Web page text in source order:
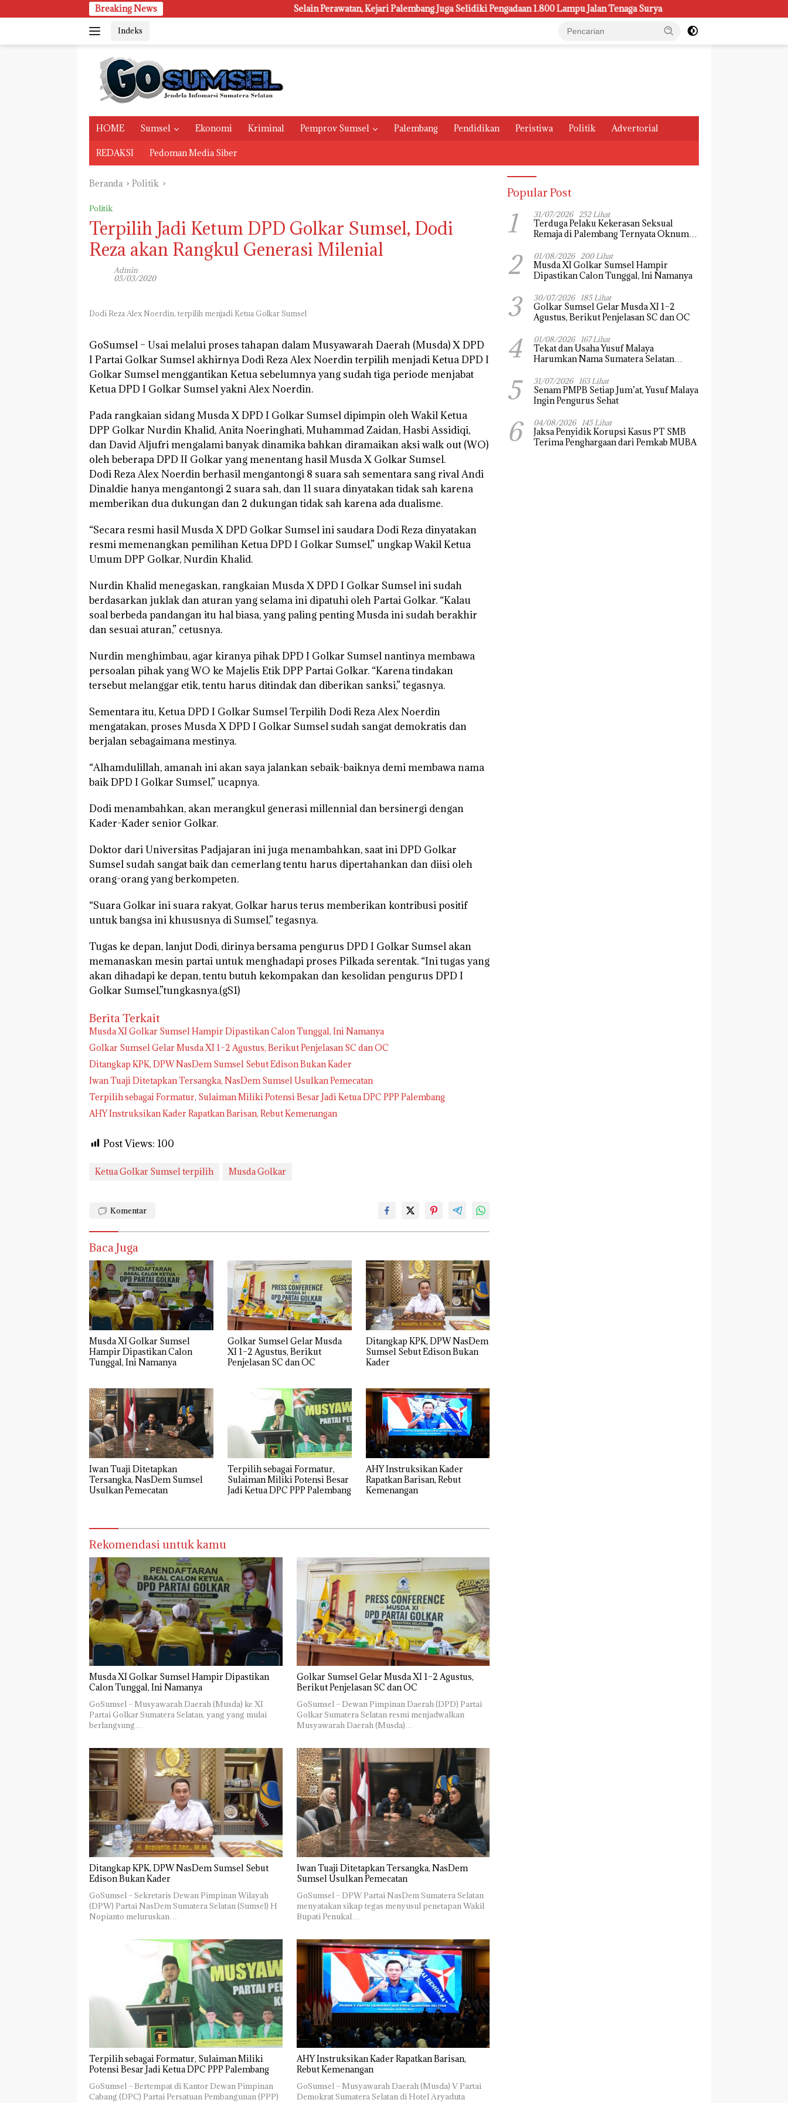
ke
Breaking News Selain Perawatan, Kejari Palembang Juga Selidiki Pengadaan 1.800 Lampu Jalan Tenaga Surya Kasus Pemeliharaan Lampu di Dishub
Indeks
HOME Sumsel Ekonomi Kriminal Pemprov Sumsel Palembang Pendidikan Peristiwa Politik Advertorial
REDAKSI Pedoman Media Siber
Beranda Politik
Politik
Terpilih Jadi Ketum DPD Golkar Sumsel, Dodi
Reza akan Rangkul Generasi Milenial
Admin
05/03/2020
Dodi Reza Alex Noerdin, terpilih menjadi Ketua Golkar Sumsel
GoSumsel – Usai melalui proses tahapan dalam Musyawarah Daerah (Musda) X DPD
I Partai Golkar Sumsel akhirnya Dodi Reza Alex Noerdin terpilih menjadi Ketua DPD I
Golkar Sumsel menggantikan Ketua sebelumnya yang sudah tiga periode menjabat
Ketua DPD I Golkar Sumsel yakni Alex Noerdin.
Pada rangkaian sidang Musda X DPD I Golkar Sumsel dipimpin oleh Wakil Ketua
DPP Golkar Nurdin Khalid, Anita Noeringhati, Muhammad Zaidan, Hasbi Assidiqi,
dan David Aljufri mengalami banyak dinamika bahkan diramaikan aksi walk out (WO)
oleh beberapa DPD II Golkar yang menentang hasil Musda X Golkar Sumsel.
Dodi Reza Alex Noerdin berhasil mengantongi 8 suara sah sementara sang rival Andi
Dinaldie hanya mengantongi 2 suara sah, dan 11 suara dinyatakan tidak sah karena
memberikan dua dukungan dan 2 dukungan tidak sah karena ada dualisme.
“Secara resmi hasil Musda X DPD Golkar Sumsel ini saudara Dodi Reza dinyatakan
resmi memenangkan pemilihan Ketua DPD I Golkar Sumsel,” ungkap Wakil Ketua
Umum DPP Golkar, Nurdin Khalid.
Nurdin Khalid menegaskan, rangkaian Musda X DPD I Golkar Sumsel ini sudah
berdasarkan juklak dan aturan yang selama ini dipatuhi oleh Partai Golkar. “Kalau
soal berbeda pandangan itu hal biasa, yang paling penting Musda ini sudah berakhir
dan sesuai aturan,” cetusnya.
Nurdin menghimbau, agar kiranya pihak DPD I Golkar Sumsel nantinya membawa
persoalan pihak yang WO ke Majelis Etik DPP Partai Golkar. “Karena tindakan
tersebut melanggar etik, tentu harus ditindak dan diberikan sanksi,” tegasnya.
Sementara itu, Ketua DPD I Golkar Sumsel Terpilih Dodi Reza Alex Noerdin
mengatakan, proses Musda X DPD I Golkar Sumsel sudah sangat demokratis dan
berjalan sebagaimana mestinya.
“Alhamdulillah, amanah ini akan saya jalankan sebaik-baiknya demi membawa nama
baik DPD I Golkar Sumsel,” ucapnya.
Dodi menambahkan, akan merangkul generasi millennial dan bersinergi dengan
Kader-Kader senior Golkar.
Doktor dari Universitas Padjajaran ini juga menambahkan, saat ini DPD Golkar
Sumsel sudah sangat baik dan cemerlang tentu harus dipertahankan dan diisi oleh
orang-orang yang berkompeten.
“Suara Golkar ini suara rakyat, Golkar harus terus memberikan kontribusi positif
untuk bangsa ini khususnya di Sumsel,” tegasnya.
Tugas ke depan, lanjut Dodi, dirinya bersama pengurus DPD I Golkar Sumsel akan
memanaskan mesin partai untuk menghadapi proses Pilkada serentak. “Ini tugas yang
akan dihadapi ke depan, tentu butuh kekompakan dan kesolidan pengurus DPD I
Golkar Sumsel,”tungkasnya.(gS1)
Berita Terkait
Musda XI Golkar Sumsel Hampir Dipastikan Calon Tunggal, Ini Namanya
Golkar Sumsel Gelar Musda XI 1–2 Agustus, Berikut Penjelasan SC dan OC
Ditangkap KPK, DPW NasDem Sumsel Sebut Edison Bukan Kader
Iwan Tuaji Ditetapkan Tersangka, NasDem Sumsel Usulkan Pemecatan
Terpilih sebagai Formatur, Sulaiman Miliki Potensi Besar Jadi Ketua DPC PPP Palembang
AHY Instruksikan Kader Rapatkan Barisan, Rebut Kemenangan
Post Views: 100
Ketua Golkar Sumsel terpilih Musda Golkar
Komentar
Baca Juga
Musda XI Golkar Sumsel
Hampir Dipastikan Calon
Tunggal, Ini Namanya
Golkar Sumsel Gelar Musda
XI 1–2 Agustus, Berikut
Penjelasan SC dan OC
Ditangkap KPK, DPW NasDem
Sumsel Sebut Edison Bukan
Kader
Iwan Tuaji Ditetapkan
Tersangka, NasDem Sumsel
Usulkan Pemecatan
Terpilih sebagai Formatur,
Sulaiman Miliki Potensi Besar
Jadi Ketua DPC PPP Palembang
AHY Instruksikan Kader
Rapatkan Barisan, Rebut
Kemenangan
Rekomendasi untuk kamu
Musda XI Golkar Sumsel Hampir Dipastikan
Calon Tunggal, Ini Namanya
GoSumsel – Musyawarah Daerah (Musda) ke XI
Partai Golkar Sumatera Selatan, yang yang mulai
berlangsung…
Golkar Sumsel Gelar Musda XI 1–2 Agustus,
Berikut Penjelasan SC dan OC
GoSumsel – Dewan Pimpinan Daerah (DPD) Partai
Golkar Sumatera Selatan resmi menjadwalkan
Musyawarah Daerah (Musda)…
Ditangkap KPK, DPW NasDem Sumsel Sebut
Edison Bukan Kader
GoSumsel – Sekretaris Dewan Pimpinan Wilayah
(DPW) Partai NasDem Sumatera Selatan (Sumsel) H
Nopianto meluruskan…
Iwan Tuaji Ditetapkan Tersangka, NasDem
Sumsel Usulkan Pemecatan
GoSumsel – DPW Partai NasDem Sumatera Selatan
menyatakan sikap tegas menyusul penetapan Wakil
Bupati Penukal…
Terpilih sebagai Formatur, Sulaiman Miliki
Potensi Besar Jadi Ketua DPC PPP Palembang
GoSumsel – Bertempat di Kantor Dewan Pimpinan
Cabang (DPC) Partai Persatuan Pembangunan (PPP)
AHY Instruksikan Kader Rapatkan Barisan,
Rebut Kemenangan
GoSumsel – Musyawarah Daerah (Musda) V Partai
Demokrat Sumatera Selatan di Hotel Aryaduta
Popular Post
1 31/07/2026 252 Lihat
Terduga Pelaku Kekerasan Seksual
Remaja di Palembang Ternyata Oknum
2 01/08/2026 200 Lihat
Musda XI Golkar Sumsel Hampir
Dipastikan Calon Tunggal, Ini Namanya
3 30/07/2026 185 Lihat
Golkar Sumsel Gelar Musda XI 1–2
Agustus, Berikut Penjelasan SC dan OC
4 01/08/2026 167 Lihat
Tekat dan Usaha Yusuf Malaya
Harumkan Nama Sumatera Selatan
5 31/07/2026 163 Lihat
Senam PMPB Setiap Jum’at, Yusuf Malaya
Ingin Pengurus Sehat
6 04/08/2026 145 Lihat
Jaksa Penyidik Korupsi Kasus PT SMB
Terima Penghargaan dari Pemkab MUBA